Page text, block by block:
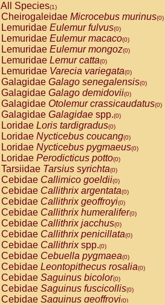
All Species(1)
Cheirogaleidae Microcebus murinus(0)
Lemuridae Eulemur fulvus(0)
Lemuridae Eulemur macaco(0)
Lemuridae Eulemur mongoz(0)
Lemuridae Lemur catta(0)
Lemuridae Varecia variegata(0)
Galagidae Galago senegalensis(0)
Galagidae Galago demidovii(0)
Galagidae Otolemur crassicaudatus(0)
Galagidae Galagidae spp.(0)
Loridae Loris tardigradus(0)
Loridae Nycticebus coucang(0)
Loridae Nycticebus pygmaeus(0)
Loridae Perodicticus potto(0)
Tarsiidae Tarsius syrichta(0)
Cebidae Callimico goeldii(0)
Cebidae Callithrix argentata(0)
Cebidae Callithrix geoffroyi(0)
Cebidae Callithrix humeralifer(0)
Cebidae Callithrix jacchus(0)
Cebidae Callithrix penicillata(0)
Cebidae Callithrixspp.(0)
Cebidae Cebuella pygmaea(0)
Cebidae Leontopithecus rosalia(0)
Cebidae Saguinus bicolor(0)
Cebidae Saguinus fuscicollis(0)
Cebidae Saguinus geoffroyi(0)